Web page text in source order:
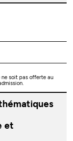
ne soit pas offerte au
et